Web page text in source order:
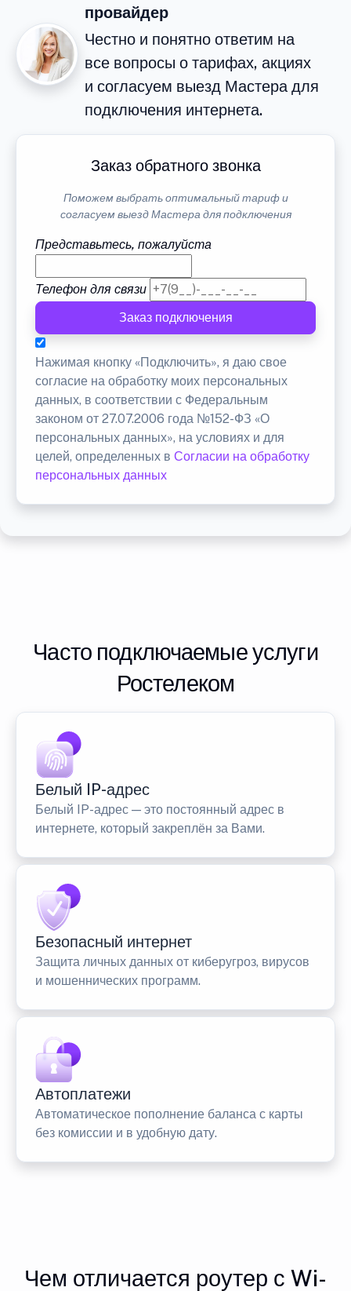
провайдер
Честно и понятно ответим на
все вопросы о тарифах, акциях
и согласуем выезд Мастера для
подключения интернета.
Заказ обратного звонка
Поможем выбрать оптимальный тариф и
согласуем выезд Мастера для подключения
Представьтесь, пожалуйста
Телефон для связи
Заказ подключения
Нажимая кнопку «Подключить», я даю свое
согласие на обработку моих персональных
данных, в соответствии с Федеральным
законом от 27.07.2006 года №152-ФЗ «О
персональных данных», на условиях и для
целей, определенных в Согласии на обработку
персональных данных
Часто подключаемые услуги
Ростелеком
Белый IP-адрес
Белый IP-адрес — это постоянный адрес в
интернете, который закреплён за Вами.
Безопасный интернет
Защита личных данных от киберугроз, вирусов
и мошеннических программ.
Автоплатежи
Автоматическое пополнение баланса с карты
без комиссии и в удобную дату.
Чем отличается роутер с Wi-